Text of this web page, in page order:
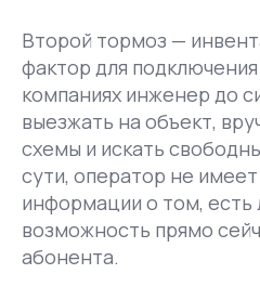
Второй тормоз —
фактор для
компаниях инженер до
выезжать на объект,
схемы и искать
сути, оператор не
информации о том, есть
возможность прямо
абонента.